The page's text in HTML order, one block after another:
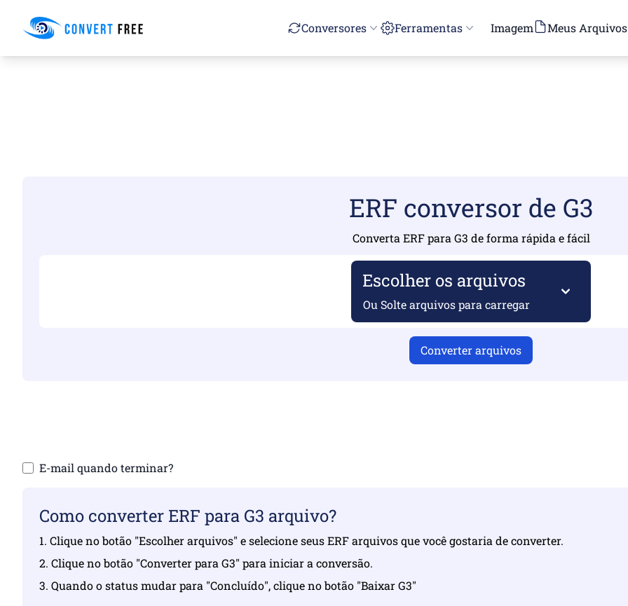
Convert Free Conversores Ferramentas Imagem Meus Arquivos
ERF conversor de G3
Converta ERF para G3 de forma rápida e fácil
Escolher os arquivos
Ou Solte arquivos para carregar
Converter arquivos
E-mail quando terminar?
Como converter ERF para G3 arquivo?
1. Clique no botão "Escolher arquivos" e selecione seus ERF arquivos que você gostaria de converter.
2. Clique no botão "Converter para G3" para iniciar a conversão.
3. Quando o status mudar para "Concluído", clique no botão "Baixar G3"